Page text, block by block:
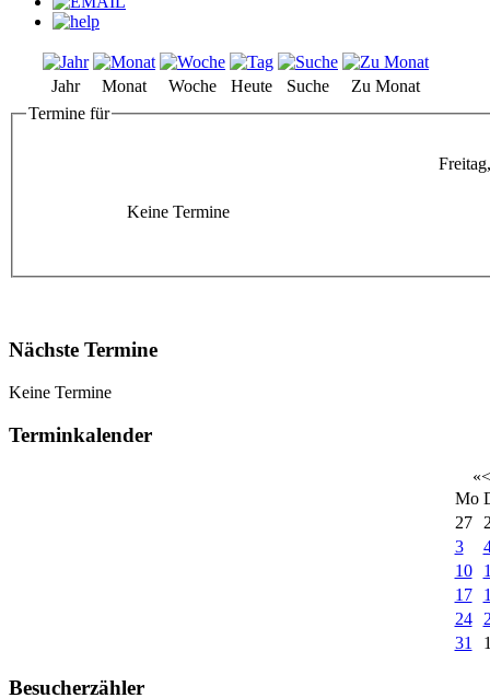
Jahr Monat Woche Heute Suche
Zu Monat
Termine für
Keine Termine
Nächste Termine
Keine Termine
Terminkalender
«<
Mo
27
3
10
17
24
31
Besucherzähler